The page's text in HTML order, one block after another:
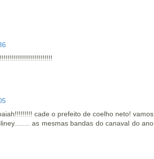
cade o prefeito de coelho neto! vamos
as mesmas bandas do canaval do ano